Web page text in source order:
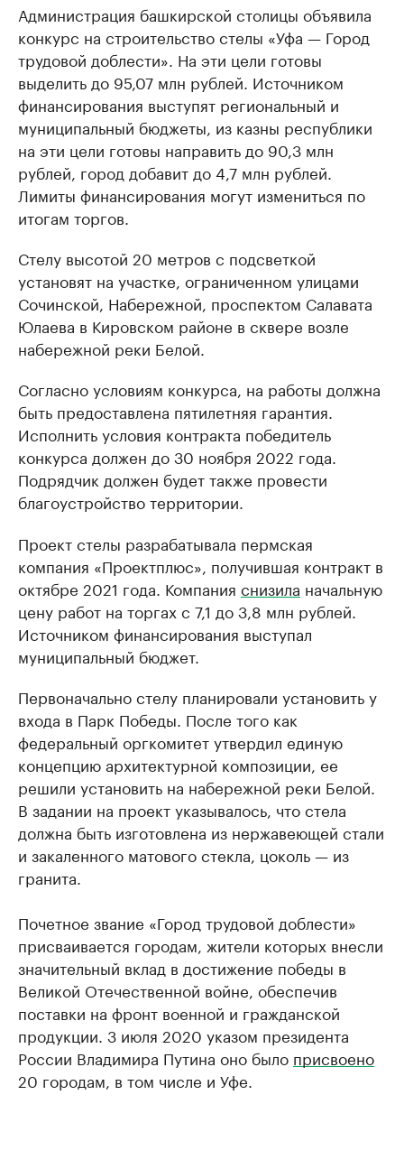
Администрация башкирской столицы объявила
конкурс на строительство стелы «Уфа — Город
трудовой доблести». На эти цели готовы
выделить до 95,07 млн рублей. Источником
финансирования выступят региональный и
муниципальный бюджеты, из казны республики
на эти цели готовы направить до 90,3 млн
рублей, город добавит до 4,7 млн рублей.
Лимиты финансирования могут измениться по
итогам торгов.
Стелу высотой 20 метров с подсветкой
установят на участке, ограниченном улицами
Сочинской, Набережной, проспектом Салавата
Юлаева в Кировском районе в сквере возле
набережной реки Белой.
Согласно условиям конкурса, на работы должна
быть предоставлена пятилетняя гарантия.
Исполнить условия контракта победитель
конкурса должен до 30 ноября 2022 года.
Подрядчик должен будет также провести
благоустройство территории.
Проект стелы разрабатывала пермская
компания «Проектплюс», получившая контракт в
октябре 2021 года. Компания снизила начальную
цену работ на торгах с 7,1 до 3,8 млн рублей.
Источником финансирования выступал
муниципальный бюджет.
Первоначально стелу планировали установить у
входа в Парк Победы. После того как
федеральный оргкомитет утвердил единую
концепцию архитектурной композиции, ее
решили установить на набережной реки Белой.
В задании на проект указывалось, что стела
должна быть изготовлена из нержавеющей стали
и закаленного матового стекла, цоколь — из
гранита.
Почетное звание «Город трудовой доблести»
присваивается городам, жители которых внесли
значительный вклад в достижение победы в
Великой Отечественной войне, обеспечив
поставки на фронт военной и гражданской
продукции. 3 июля 2020 указом президента
России Владимира Путина оно было присвоено
20 городам, в том числе и Уфе.